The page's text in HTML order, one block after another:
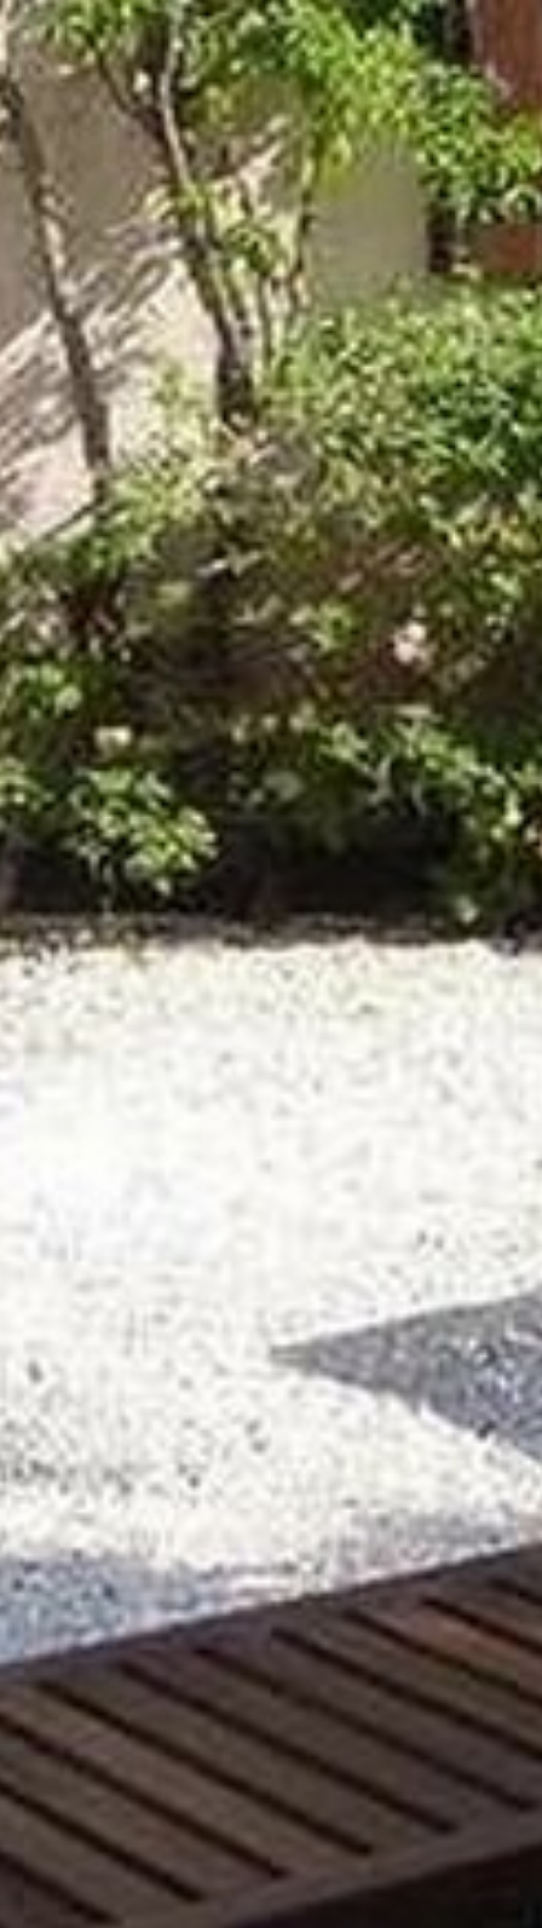
LATO MARE
L’UFFICIO DEL TURISMO VI
ACCOGLIE
ANIMAZIONE
RELAX
CORO DEI FESTEGGIAMENTI
MODULO DI CONTTATO
LE VOSTRE DOMANDE, LE NOSTRE
SVILUPPO SOSTENIBILE : L’IMPEGNO
DEI NOSTRI PROFESSIONISTI !